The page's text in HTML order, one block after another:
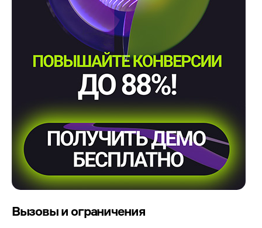
Вызовы и ограничения